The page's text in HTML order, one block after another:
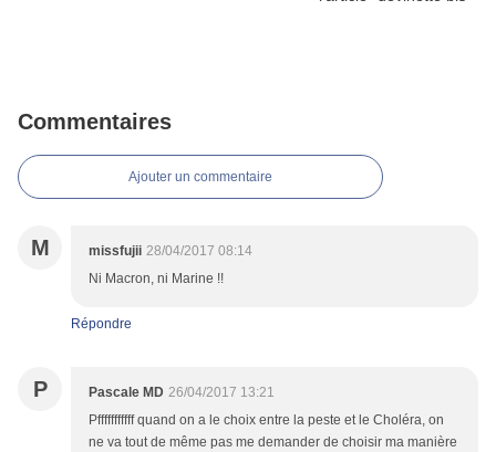
Commentaires
Ajouter un commentaire
M missfujii 28/04/2017 08:14
Ni Macron, ni Marine !!
Répondre
P Pascale MD 26/04/2017 13:21
Pfffffffffff quand on a le choix entre la peste et le Choléra, on
ne va tout de même pas me demander de choisir ma manière